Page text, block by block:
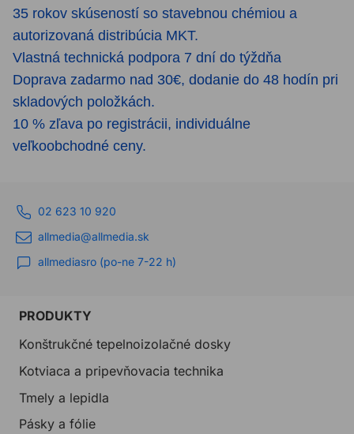
35 rokov skúseností so stavebnou chémiou a
autorizovaná distribúcia MKT.
Vlastná technická podpora 7 dní do týždňa
Doprava zadarmo nad 30€, dodanie do 48 hodín pri
skladových položkách.
10 % zľava po registrácii, individuálne
veľkoobchodné ceny.
02 623 10 920
allmedia@allmedia.sk
allmediasro (po-ne 7-22 h)
PRODUKTY
Konštrukčné tepelnoizolačné dosky
Kotviaca a pripevňovacia technika
Tmely a lepidla
Pásky a fólie